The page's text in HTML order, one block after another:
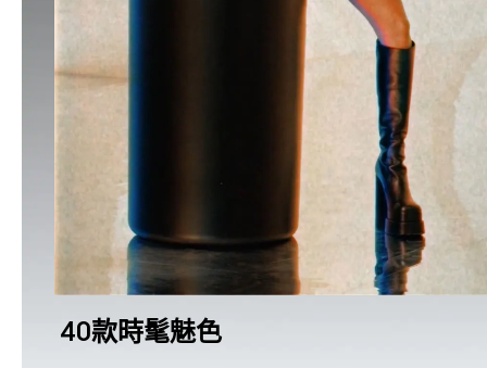
40款時髦魅色